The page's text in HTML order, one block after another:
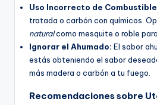
Uso Incorrecto de
tratada o carbón con químicos.
naturalcomo mesquite o roble
Ignorar el Ahumado: El sabor
estás obteniendo el sabor
más madera o carbón a tu fuego.
Recomendaciones sobre